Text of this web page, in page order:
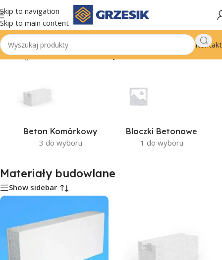
Skip to navigation
Skip to main content
Kontakt
Strona główna/Budowa/Materiały budowlane
Beton Komórkowy
3 do wyboru
Bloczki Betonowe
1 do wyboru
Materiały budowlane
Show sidebar